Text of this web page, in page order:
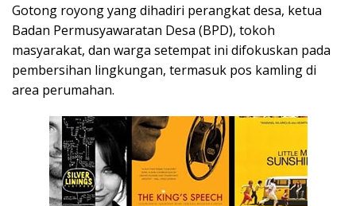
Gotong royong yang dihadiri perangkat desa, ketua
Badan Permusyawaratan Desa (BPD), tokoh
masyarakat, dan warga setempat ini difokuskan pada
pembersihan lingkungan, termasuk pos kamling di
area perumahan.